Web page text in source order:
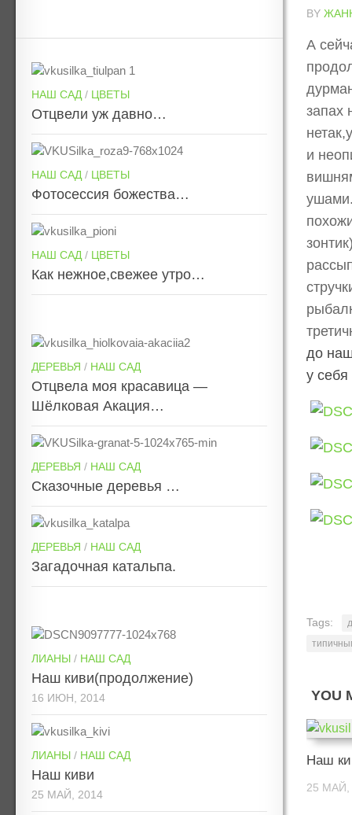
BY
А
запах
и
до
у
Tags:
YOU
Наш
25 МАЙ,
НАШ САД / ЦВЕТЫ
Отцвели уж давно…
НАШ САД / ЦВЕТЫ
Фотосессия божества…
НАШ САД / ЦВЕТЫ
Как нежное,свежее утро…
ДЕРЕВЬЯ / НАШ САД
Отцвела моя красавица —
Шёлковая Акация…
ДЕРЕВЬЯ / НАШ САД
Сказочные деревья …
ДЕРЕВЬЯ / НАШ САД
Загадочная катальпа.
ЛИАНЫ / НАШ САД
Наш киви(продолжение)
16 ИЮН, 2014
ЛИАНЫ / НАШ САД
Наш киви
25 МАЙ, 2014